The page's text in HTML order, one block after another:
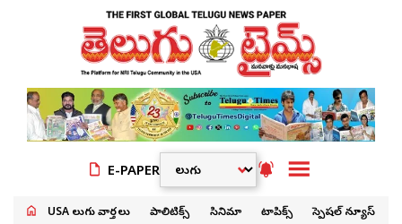
E-PAPER
USA తెలుగు వార్తలు పాలిటిక్స్ సినిమా టాపిక్స్ స్పెషల్ న్యూస్